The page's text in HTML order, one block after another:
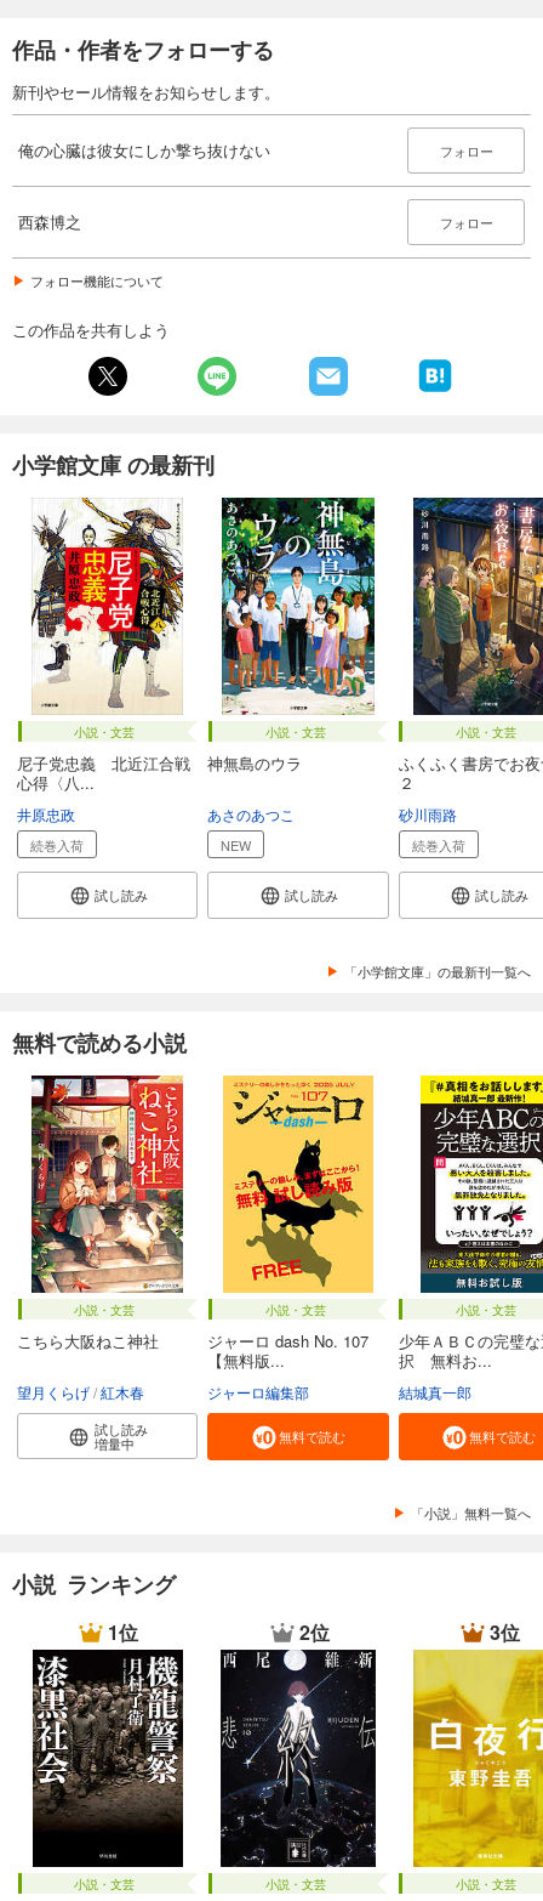
作品・作者をフォローする
新刊やセール情報をお知らせします。
俺の心臓は彼女にしか撃ち抜けない フォロー
西森博之 フォロー
フォロー機能について
この作品を共有しよう
小学館文庫 の最新刊
小説・文芸
尼子党忠義 北近江合戦
心得〈八...
井原忠政
続巻入荷
試し読み
小説・文芸
神無島のウラ
あさのあつこ
NEW
試し読み
小説・文芸
ふくふく書房でお
２
砂川雨路
続巻入荷
試し読み
「小学館文庫」の最新刊一覧へ
無料で読める小説
小説・文芸
こちら大阪ねこ神社
望月くらげ 紅木春
試し読み
増量中
小説・文芸
ジャーロ dash No. 107
【無料版...
ジャーロ編集部
無料で読む
小説・文芸
少年ＡＢＣの完璧
択 無料お...
結城真一郎
無料で読む
「小説」無料一覧へ
小説 ランキング
1位
小説・文芸
2位
小説・文芸
3位
小説・文芸